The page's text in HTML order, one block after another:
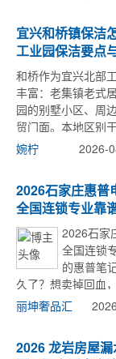
宜兴和桥镇保洁
工业园保洁要点
和桥作为宜兴北部
丰富：老集镇老式
园的别墅小区、周
贸门面。本地区别
置小区集中的特点
婉柠 2026-
2026石家庄惠普
全国连锁专业靠
2026石家
全国连锁
的惠普笔
久了？想卖掉回血
石家庄本地处理闲
丽坤奢品汇
2026 龙岩房屋